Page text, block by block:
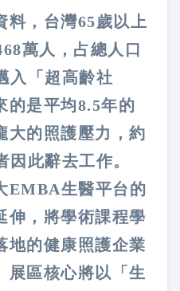
料，台灣65歲以上
萬人，占總人口
入「超高齡社
的是平均8.5年的
大的照護壓力，約
此辭去工作。
EMBA生醫平台的
伸，將學術課程學
地的健康照護企業
展區核心將以「生